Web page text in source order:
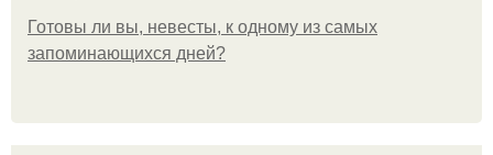
Готовы ли вы, невесты, к одному из самых
запоминающихся дней?